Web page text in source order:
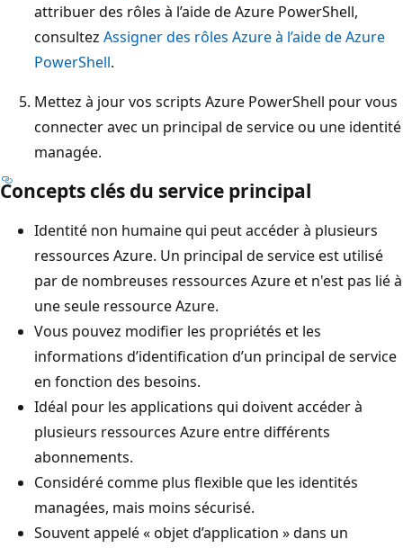
attribuer des rôles à l’aide de Azure PowerShell,
consultez Assigner des rôles Azure à l’aide de Azure
PowerShell.
Mettez à jour vos scripts Azure PowerShell pour vous
connecter avec un principal de service ou une identité
managée.
Concepts clés du service principal
Identité non humaine qui peut accéder à plusieurs
ressources Azure. Un principal de service est utilisé
par de nombreuses ressources Azure et n'est pas lié à
une seule ressource Azure.
Vous pouvez modifier les propriétés et les
informations d’identification d’un principal de service
en fonction des besoins.
Idéal pour les applications qui doivent accéder à
plusieurs ressources Azure entre différents
abonnements.
Considéré comme plus flexible que les identités
managées, mais moins sécurisé.
Souvent appelé « objet d’application » dans un